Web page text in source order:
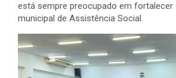
está sempre preocupado em fortalecer
municipal de Assistência Social.